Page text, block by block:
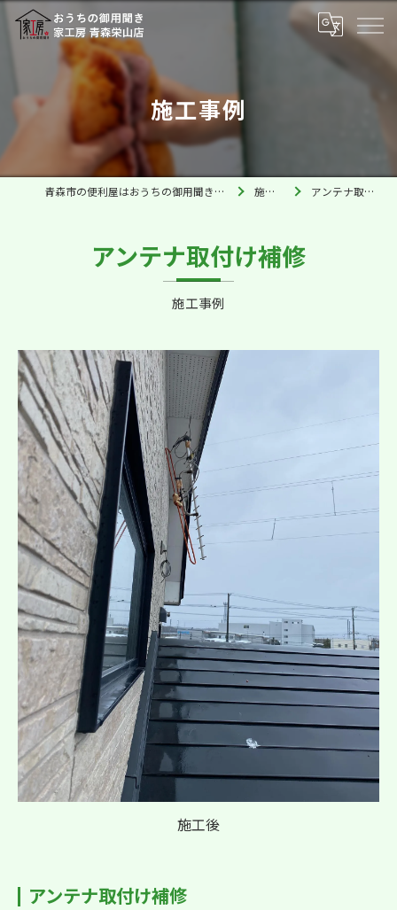
施工事例
青森市の便利屋はおうちの御用聞き家工房 青森栄山店 施工事例 アンテナ取付け補修
施工事例
アンテナ取付け補修
施工後
アンテナ取付け補修